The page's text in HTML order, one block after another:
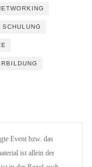
SCHULUNG
Event bzw. das
ist allein der